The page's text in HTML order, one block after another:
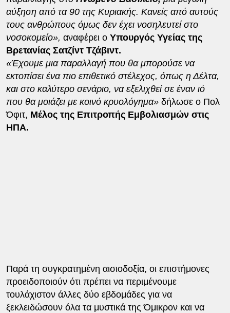
αύξηση από τα 90 της Κυριακής. Κανείς από αυτούς
τους ανθρώπους όμως δεν έχει νοσηλευτεί στο
νοσοκομείο», αναφέρει ο Υπουργός Υγείας της
Βρετανίας Σατζίντ Τζάβιντ.
«Έχουμε μια παραλλαγή που θα μπορούσε να
εκτοπίσει ένα πιο επιθετικό στέλεχος, όπως η Δέλτα,
και στο καλύτερο σενάριο, να εξελιχθεί σε έναν ιό
που θα μοιάζει με κοινό κρυολόγημα»δήλωσε ο Πολ
Όφιτ, Μέλος της Επιτροπής Εμβολιασμών στις
ΗΠΑ.
Παρά τη συγκρατημένη αισιοδοξία, οι επιστήμονες
προειδοποιούν ότι πρέπει να περιμένουμε
τουλάχιστον άλλες δύο εβδομάδες για να
ξεκλειδώσουν όλα τα μυστικά της Όμικρον και να